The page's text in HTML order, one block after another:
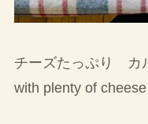
チーズたっぷり カ
with plenty of cheese